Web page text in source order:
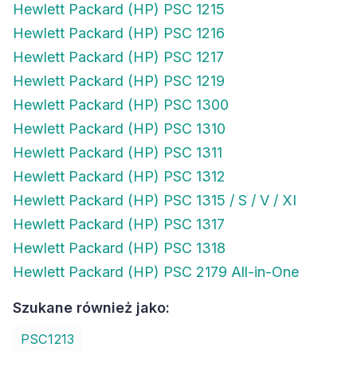
Hewlett Packard (HP) PSC 1215
Hewlett Packard (HP) PSC 1216
Hewlett Packard (HP) PSC 1217
Hewlett Packard (HP) PSC 1219
Hewlett Packard (HP) PSC 1300
Hewlett Packard (HP) PSC 1310
Hewlett Packard (HP) PSC 1311
Hewlett Packard (HP) PSC 1312
Hewlett Packard (HP) PSC 1315 / S / V / XI
Hewlett Packard (HP) PSC 1317
Hewlett Packard (HP) PSC 1318
Hewlett Packard (HP) PSC 2179 All-in-One
Szukane również jako:
PSC1213